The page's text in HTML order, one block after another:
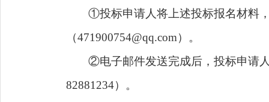
①投标申请人将上述投标报名材料
（471900754@qq.com）。
②电子邮件发送完成后，投标申请
82881234）。